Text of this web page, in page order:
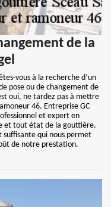
de la
vous à la recherche d’un
pose ou de changement de
oui, ne tardez pas à mettre
46. Entreprise GC
et expert en
et tout état de la gouttière.
suffisante qui nous permet
de notre prestation.